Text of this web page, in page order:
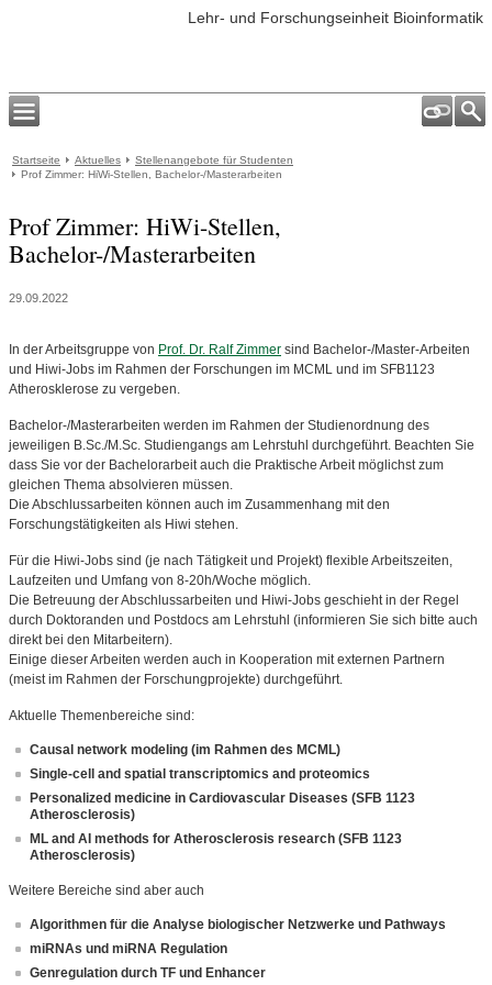
Lehr- und Forschungseinheit Bioinformatik
Startseite Aktuelles
Stellenangebote für Studenten
Prof Zimmer: HiWi-Stellen, Bachelor-/Masterarbeiten
Prof Zimmer: HiWi-Stellen,
Bachelor-/Masterarbeiten
29.09.2022
In der Arbeitsgruppe von Prof. Dr. Ralf Zimmer sind Bachelor-/Master-Arbeiten
und Hiwi-Jobs im Rahmen der Forschungen im MCML und im SFB1123
Atherosklerose zu vergeben.
Bachelor-/Masterarbeiten werden im Rahmen der Studienordnung des
jeweiligen B.Sc./M.Sc. Studiengangs am Lehrstuhl durchgeführt. Beachten Sie
dass Sie vor der Bachelorarbeit auch die Praktische Arbeit möglichst zum
gleichen Thema absolvieren müssen.
Die Abschlussarbeiten können auch im Zusammenhang mit den
Forschungstätigkeiten als Hiwi stehen.
Für die Hiwi-Jobs sind (je nach Tätigkeit und Projekt) flexible Arbeitszeiten,
Laufzeiten und Umfang von 8-20h/Woche möglich.
Die Betreuung der Abschlussarbeiten und Hiwi-Jobs geschieht in der Regel
durch Doktoranden und Postdocs am Lehrstuhl (informieren Sie sich bitte auch
direkt bei den Mitarbeitern).
Einige dieser Arbeiten werden auch in Kooperation mit externen Partnern
(meist im Rahmen der Forschungprojekte) durchgeführt.
Aktuelle Themenbereiche sind:
Causal network modeling (im Rahmen des MCML)
Single-cell and spatial transcriptomics and proteomics
Personalized medicine in Cardiovascular Diseases (SFB 1123
Atherosclerosis)
ML and AI methods for Atherosclerosis research (SFB 1123
Atherosclerosis)
Weitere Bereiche sind aber auch
Algorithmen für die Analyse biologischer Netzwerke und Pathways
miRNAs und miRNA Regulation
Genregulation durch TF und Enhancer